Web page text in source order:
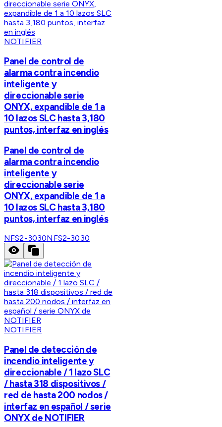
NOTIFIER
Panel de control de
alarma contra incendio
inteligente y
direccionable serie
ONYX, expandible de 1 a
10 lazos SLC hasta 3,180
puntos, interfaz en inglés
Panel de control de
alarma contra incendio
inteligente y
direccionable serie
ONYX, expandible de 1 a
10 lazos SLC hasta 3,180
puntos, interfaz en inglés
NFS2-3030NFS2-3030
NOTIFIER
Panel de detección de
incendio inteligente y
direccionable / 1 lazo SLC
/ hasta 318 dispositivos /
red de hasta 200 nodos /
interfaz en español / serie
ONYX de NOTIFIER